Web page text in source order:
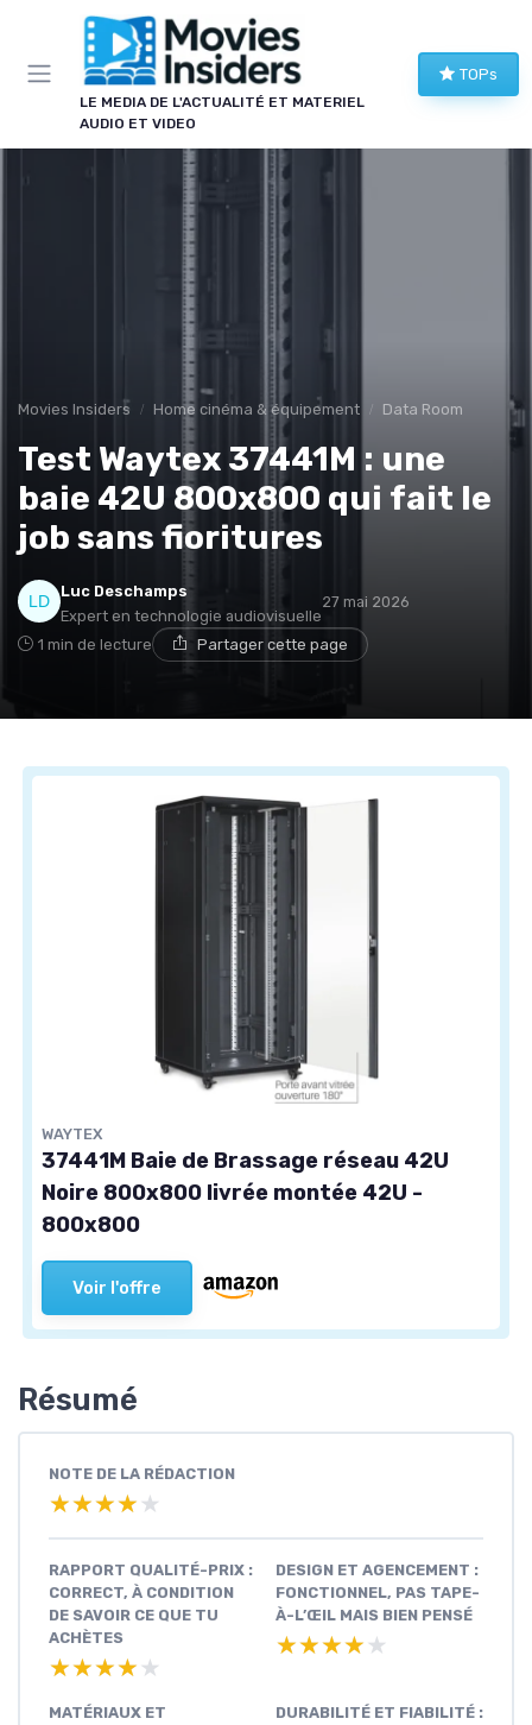
LE MEDIA DE L'ACTUALITÉ ET MATERIEL
AUDIO ET VIDEO
TOPs
Movies Insiders Home cinéma & équipement Data Room
Test Waytex 37441M : une
baie 42U 800x800 qui fait le
job sans fioritures
Luc Deschamps
Expert en technologie audiovisuelle
27 mai 2026
1 min de lecture Partager cette page
WAYTEX
37441M Baie de Brassage réseau 42U
Noire 800x800 livrée montée 42U -
800x800
Voir l'offre
Résumé
NOTE DE LA RÉDACTION
★★★★★
★★★★★
RAPPORT QUALITÉ-PRIX :
CORRECT, À CONDITION
DE SAVOIR CE QUE TU
ACHÈTES
★★★★★
★★★★★
DESIGN ET AGENCEMENT :
FONCTIONNEL, PAS TAPE-
À-L’ŒIL MAIS BIEN PENSÉ
★★★★★
★★★★★
MATÉRIAUX ET
DURABILITÉ ET FIABILITÉ :
Panneau de gestion des cookies